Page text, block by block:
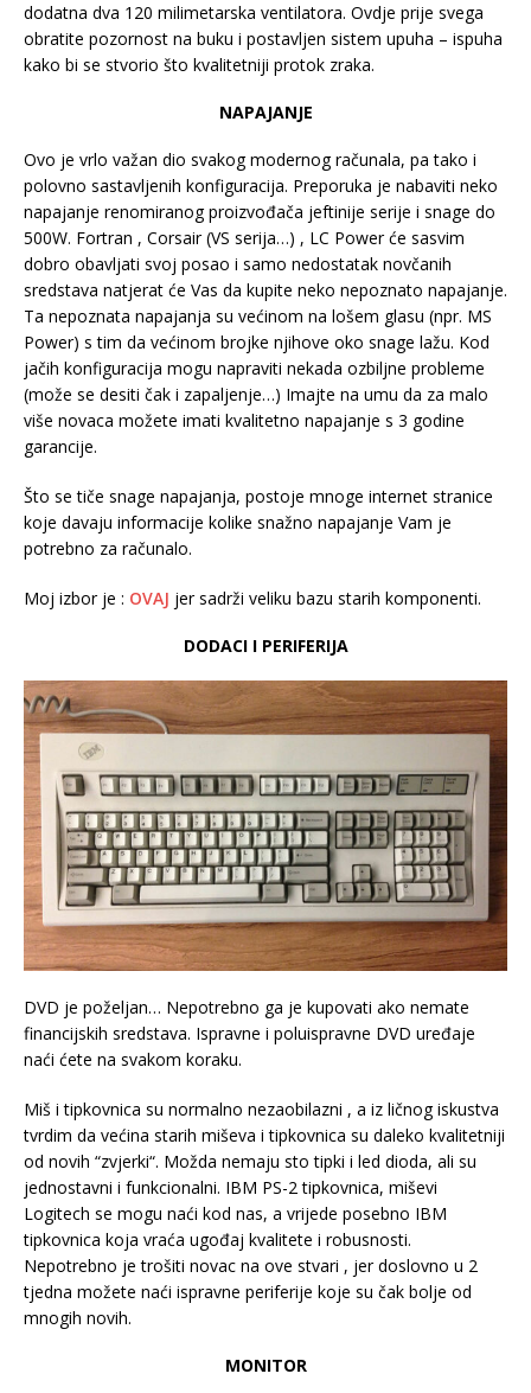
dodatna dva 120 milimetarska ventilatora. Ovdje prije svega
obratite pozornost na buku i postavljen sistem upuha – ispuha
kako bi se stvorio što kvalitetniji protok zraka.
NAPAJANJE
Ovo je vrlo važan dio svakog modernog računala, pa tako i
polovno sastavljenih konfiguracija. Preporuka je nabaviti neko
napajanje renomiranog proizvođača jeftinije serije i snage do
500W. Fortran , Corsair (VS serija…) , LC Power će sasvim
dobro obavljati svoj posao i samo nedostatak novčanih
sredstava natjerat će Vas da kupite neko nepoznato napajanje.
Ta nepoznata napajanja su većinom na lošem glasu (npr. MS
Power) s tim da većinom brojke njihove oko snage lažu. Kod
jačih konfiguracija mogu napraviti nekada ozbiljne probleme
(može se desiti čak i zapaljenje…) Imajte na umu da za malo
više novaca možete imati kvalitetno napajanje s 3 godine
garancije.
Što se tiče snage napajanja, postoje mnoge internet stranice
koje davaju informacije kolike snažno napajanje Vam je
potrebno za računalo.
Moj izbor je : OVAJ jer sadrži veliku bazu starih komponenti.
DODACI I PERIFERIJA
DVD je poželjan… Nepotrebno ga je kupovati ako nemate
financijskih sredstava. Ispravne i poluispravne DVD uređaje
naći ćete na svakom koraku.
Miš i tipkovnica su normalno nezaobilazni , a iz ličnog iskustva
tvrdim da većina starih miševa i tipkovnica su daleko kvalitetniji
od novih “zvjerki“. Možda nemaju sto tipki i led dioda, ali su
jednostavni i funkcionalni. IBM PS-2 tipkovnica, miševi
Logitech se mogu naći kod nas, a vrijede posebno IBM
tipkovnica koja vraća ugođaj kvalitete i robusnosti.
Nepotrebno je trošiti novac na ove stvari , jer doslovno u 2
tjedna možete naći ispravne periferije koje su čak bolje od
mnogih novih.
MONITOR